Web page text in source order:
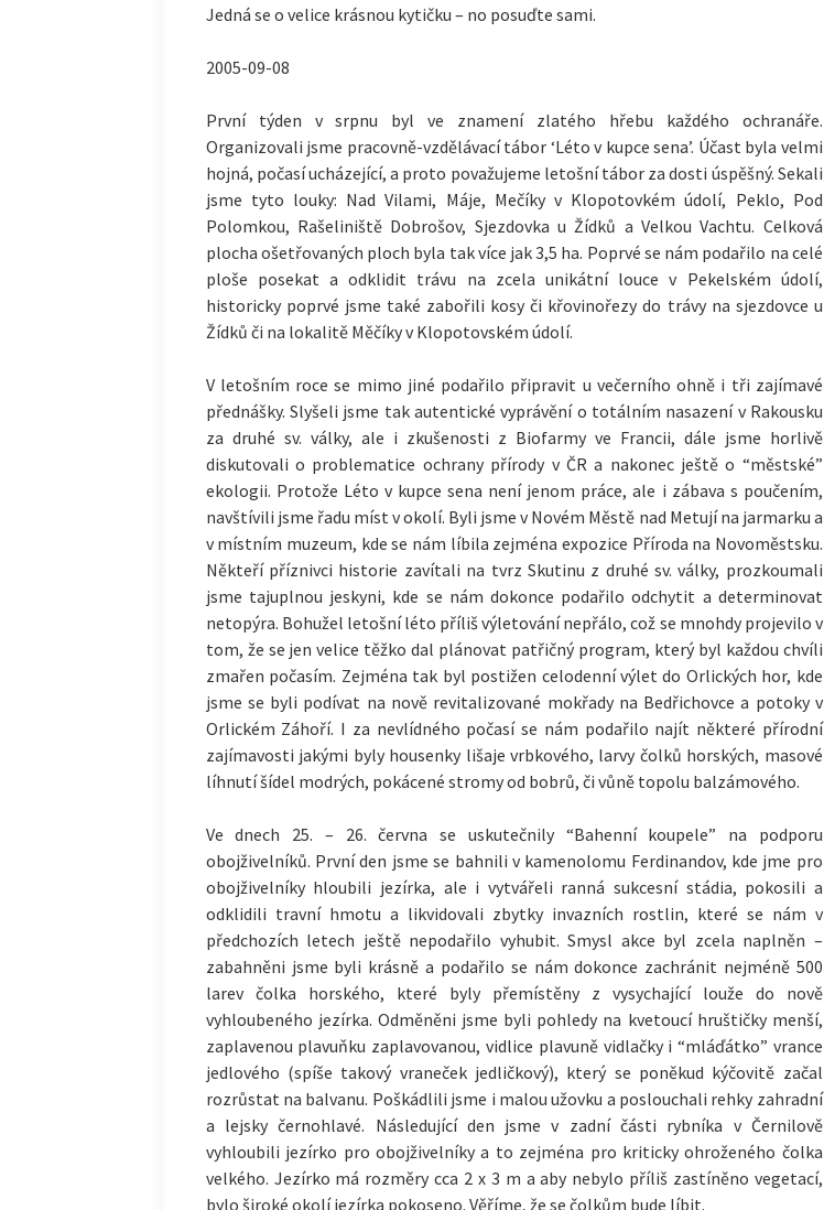
Jedná se o velice krásnou kytičku – no posuďte sami.
2005-09-08
První týden v srpnu byl ve znamení zlatého hřebu každého ochranáře.
Organizovali jsme pracovně-vzdělávací tábor ‘Léto v kupce sena’. Účast byla velmi
hojná, počasí ucházející, a proto považujeme letošní tábor za dosti úspěšný. Sekali
jsme tyto louky: Nad Vilami, Máje, Mečíky v Klopotovkém údolí, Peklo, Pod
Polomkou, Rašeliniště Dobrošov, Sjezdovka u Žídků a Velkou Vachtu. Celková
plocha ošetřovaných ploch byla tak více jak 3,5 ha. Poprvé se nám podařilo na celé
ploše posekat a odklidit trávu na zcela unikátní louce v Pekelském údolí,
historicky poprvé jsme také zabořili kosy či křovinořezy do trávy na sjezdovce u
Žídků či na lokalitě Měčíky v Klopotovském údolí.
V letošním roce se mimo jiné podařilo připravit u večerního ohně i tři zajímavé
přednášky. Slyšeli jsme tak autentické vyprávění o totálním nasazení v Rakousku
za druhé sv. války, ale i zkušenosti z Biofarmy ve Francii, dále jsme horlivě
diskutovali o problematice ochrany přírody v ČR a nakonec ještě o “městské”
ekologii. Protože Léto v kupce sena není jenom práce, ale i zábava s poučením,
navštívili jsme řadu míst v okolí. Byli jsme v Novém Městě nad Metují na jarmarku a
v místním muzeum, kde se nám líbila zejména expozice Příroda na Novoměstsku.
Někteří příznivci historie zavítali na tvrz Skutinu z druhé sv. války, prozkoumali
jsme tajuplnou jeskyni, kde se nám dokonce podařilo odchytit a determinovat
netopýra. Bohužel letošní léto příliš výletování nepřálo, což se mnohdy projevilo v
tom, že se jen velice těžko dal plánovat patřičný program, který byl každou chvíli
zmařen počasím. Zejména tak byl postižen celodenní výlet do Orlických hor, kde
jsme se byli podívat na nově revitalizované mokřady na Bedřichovce a potoky v
Orlickém Záhoří. I za nevlídného počasí se nám podařilo najít některé přírodní
zajímavosti jakými byly housenky lišaje vrbkového, larvy čolků horských, masové
líhnutí šídel modrých, pokácené stromy od bobrů, či vůně topolu balzámového.
Ve dnech 25. – 26. června se uskutečnily “Bahenní koupele” na podporu
obojživelníků. První den jsme se bahnili v kamenolomu Ferdinandov, kde jme pro
obojživelníky hloubili jezírka, ale i vytvářeli ranná sukcesní stádia, pokosili a
odklidili travní hmotu a likvidovali zbytky invazních rostlin, které se nám v
předchozích letech ještě nepodařilo vyhubit. Smysl akce byl zcela naplněn –
zabahněni jsme byli krásně a podařilo se nám dokonce zachránit nejméně 500
larev čolka horského, které byly přemístěny z vysychající louže do nově
vyhloubeného jezírka. Odměněni jsme byli pohledy na kvetoucí hruštičky menší,
zaplavenou plavuňku zaplavovanou, vidlice plavuně vidlačky i “mláďátko” vrance
jedlového (spíše takový vraneček jedličkový), který se poněkud kýčovitě začal
rozrůstat na balvanu. Poškádlili jsme i malou užovku a poslouchali rehky zahradní
a lejsky černohlavé. Následující den jsme v zadní části rybníka v Černilově
vyhloubili jezírko pro obojživelníky a to zejména pro kriticky ohroženého čolka
velkého. Jezírko má rozměry cca 2 x 3 m a aby nebylo příliš zastíněno vegetací,
bylo široké okolí jezírka pokoseno. Věříme, že se čolkům bude líbit.